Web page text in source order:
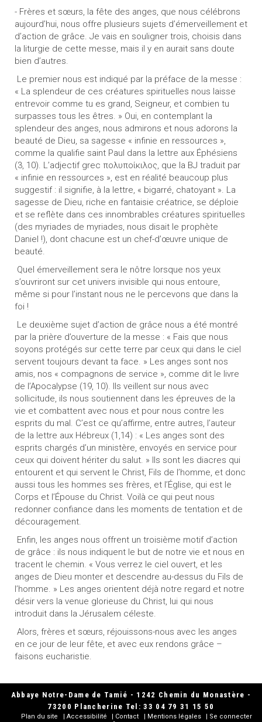
- Frères et sœurs, la fête des anges, que nous célébrons
aujourd’hui, nous offre plusieurs sujets d’émerveillement et
d’action de grâce. Je vais en souligner trois, choisis dans
la liturgie de cette messe, mais il y en aurait sans doute
bien d’autres.
Le premier nous est indiqué par la préface de la messe :
« La splendeur de ces créatures spirituelles nous laisse
entrevoir comme tu es grand, Seigneur, et combien tu
surpasses tous les êtres. » Oui, en contemplant la
splendeur des anges, nous admirons et nous adorons la
beauté de Dieu, sa sagesse « infinie en ressources »,
comme la qualifie saint Paul dans la lettre aux Éphésiens
(3, 10). L’adjectif grec πολυποίκιλος, que la BJ traduit par
« infinie en ressources », est en réalité beaucoup plus
suggestif : il signifie, à la lettre, « bigarré, chatoyant ». La
sagesse de Dieu, riche en fantaisie créatrice, se déploie
et se reflète dans ces innombrables créatures spirituelles
(des myriades de myriades, nous disait le prophète
Daniel !), dont chacune est un chef-d’œuvre unique de
beauté.
Quel émerveillement sera le nôtre lorsque nos yeux
s’ouvriront sur cet univers invisible qui nous entoure,
même si pour l’instant nous ne le percevons que dans la
foi !
Le deuxième sujet d’action de grâce nous a été montré
par la prière d’ouverture de la messe : « Fais que nous
soyons protégés sur cette terre par ceux qui dans le ciel
servent toujours devant ta face. » Les anges sont nos
amis, nos « compagnons de service », comme dit le livre
de l’Apocalypse (19, 10). Ils veillent sur nous avec
sollicitude, ils nous soutiennent dans les épreuves de la
vie et combattent avec nous et pour nous contre les
esprits du mal. C’est ce qu’affirme, entre autres, l’auteur
de la lettre aux Hébreux (1,14) : « Les anges sont des
esprits chargés d’un ministère, envoyés en service pour
ceux qui doivent hériter du salut. » Ils sont les diacres qui
entourent et qui servent le Christ, Fils de l’homme, et donc
aussi tous les hommes ses frères, et l’Église, qui est le
Corps et l’Épouse du Christ. Voilà ce qui peut nous
redonner confiance dans les moments de tentation et de
découragement.
Enfin, les anges nous offrent un troisième motif d’action
de grâce : ils nous indiquent le but de notre vie et nous en
tracent le chemin. « Vous verrez le ciel ouvert, et les
anges de Dieu monter et descendre au-dessus du Fils de
l’homme. » Les anges orientent déjà notre regard et notre
désir vers la venue glorieuse du Christ, lui qui nous
introduit dans la Jérusalem céleste.
Alors, frères et sœurs, réjouissons-nous avec les anges
en ce jour de leur fête, et avec eux rendons grâce –
faisons eucharistie.
Abbaye Notre-Dame de Tamié - 1242 Chemin du Monastère -
73200 Plancherine Tel: 33 04 79 31 15 50
Plan du site Accessibilité Contact Mentions légales
Se connecter